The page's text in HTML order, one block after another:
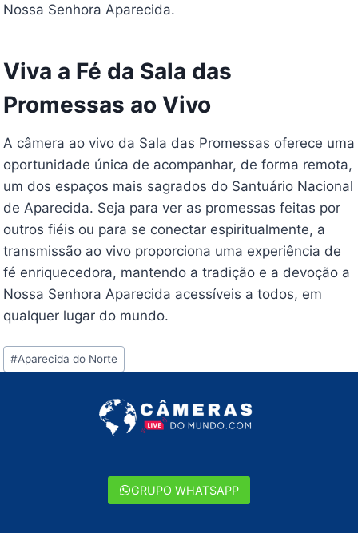
Nossa Senhora Aparecida.
Viva a Fé da Sala das
Promessas ao Vivo
A câmera ao vivo da Sala das Promessas oferece uma
oportunidade única de acompanhar, de forma remota,
um dos espaços mais sagrados do Santuário Nacional
de Aparecida. Seja para ver as promessas feitas por
outros fiéis ou para se conectar espiritualmente, a
transmissão ao vivo proporciona uma experiência de
fé enriquecedora, mantendo a tradição e a devoção a
Nossa Senhora Aparecida acessíveis a todos, em
qualquer lugar do mundo.
Tags
do
#Aparecida do Norte
GRUPO WHATSAPP